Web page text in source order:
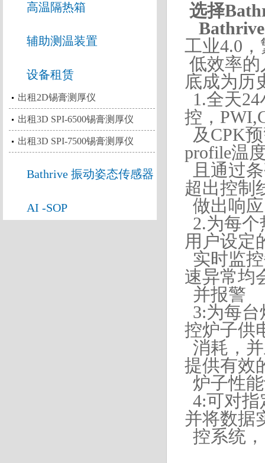
高温隔热箱
辅助测温装置
设备租赁
出租2D锡膏测厚仪
出租3D SPI-6500锡膏测厚仪
出租3D SPI-7500锡膏测厚仪
Bathrive 振动姿态传感器
AI -SOP
选择
工业4.0
低效率
底成为历
1.全天
控，
及CPK
profile温
且通过
超出控制
做出响
2.为每
用户设定
实时监
速异常均
并报警
3:为每
控炉子供
消耗，
提供有效
炉子性
4:可对
并将数据
控系统